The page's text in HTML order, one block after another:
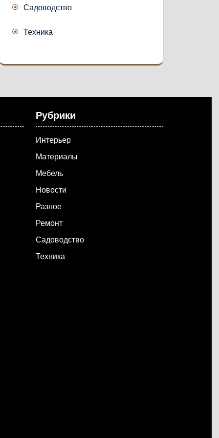
Садоводство
Техника
Рубрики
Интерьер
Материалы
Мебель
Новости
Разное
Ремонт
Садоводство
Техника